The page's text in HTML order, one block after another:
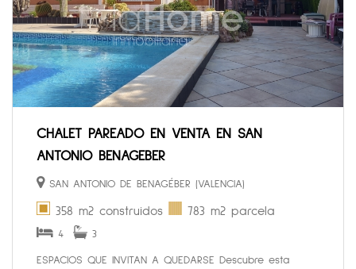
CHALET PAREADO EN VENTA EN SAN
ANTONIO BENAGEBER
SAN ANTONIO DE BENAGÉBER (VALENCIA)
358 m2 construidos 783 m2 parcela
4 3
ESPACIOS QUE INVITAN A QUEDARSE Descubre esta